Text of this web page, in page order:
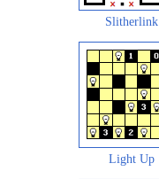
Slitherlink
Light Up